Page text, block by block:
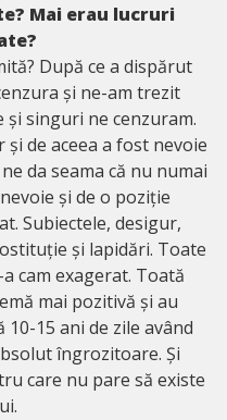
Mai erau lucruri
După ce a dispărut
și ne-am trezit
singuri ne cenzuram.
de aceea a fost nevoie
da seama că nu numai
și de o poziție
Subiectele, desigur,
și lapidări. Toate
cam exagerat. Toată
mai pozitivă și au
15 ani de zile având
îngrozitoare. Și
care nu pare să existe